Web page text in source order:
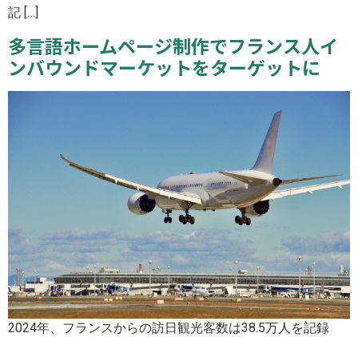
記 […]
多言語ホームページ制作でフランス人イ
ンバウンドマーケットをターゲットに
2024年、フランスからの訪日観光客数は38.5万人を記録